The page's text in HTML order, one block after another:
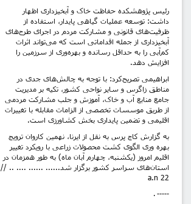
رئیس پژوهشکده حفاظت خاک و آبخیزداری اظهار
داشت: توسعه عملیات‌ گیاهی پایدار، استفاده از
ظرفیت‌های قانونی و مشارکت مردم در اجرای طرح‌های
آبخیزداری از جمله اقداماتی است که می‌تواند اثرات
کم‌آبی را به حداقل رسانده و بهره‌وری از سرزمین را
افزایش دهد.
ابراهیمی تصریح‌کرد: با توجه به چالش‌های جدی در
مناطق زاگرس و سایر نواحی کشور، تکیه بر مدیریت
جامع منابع آب و خاک، آموزش و جلب مشارکت مردمی
از طریق موسسات تخصصی از الزامات مقابله با تغییرات
اقلیمی و تضمین پایداری بخش کشاورزی است.
به گزارش کاج پرس به نقل از ایرنا، نهمین کاروان ترویج
بهره‌ وری الگوی کشت محصولات زراعی با رویکرد تغییر
اقلیم امروز (یکشنبه، چهارم آبان ماه) به طور همزمان در
استان‌های سراسر کشور برگزار شد...... ...... .... .. //
22
a.n
. -----